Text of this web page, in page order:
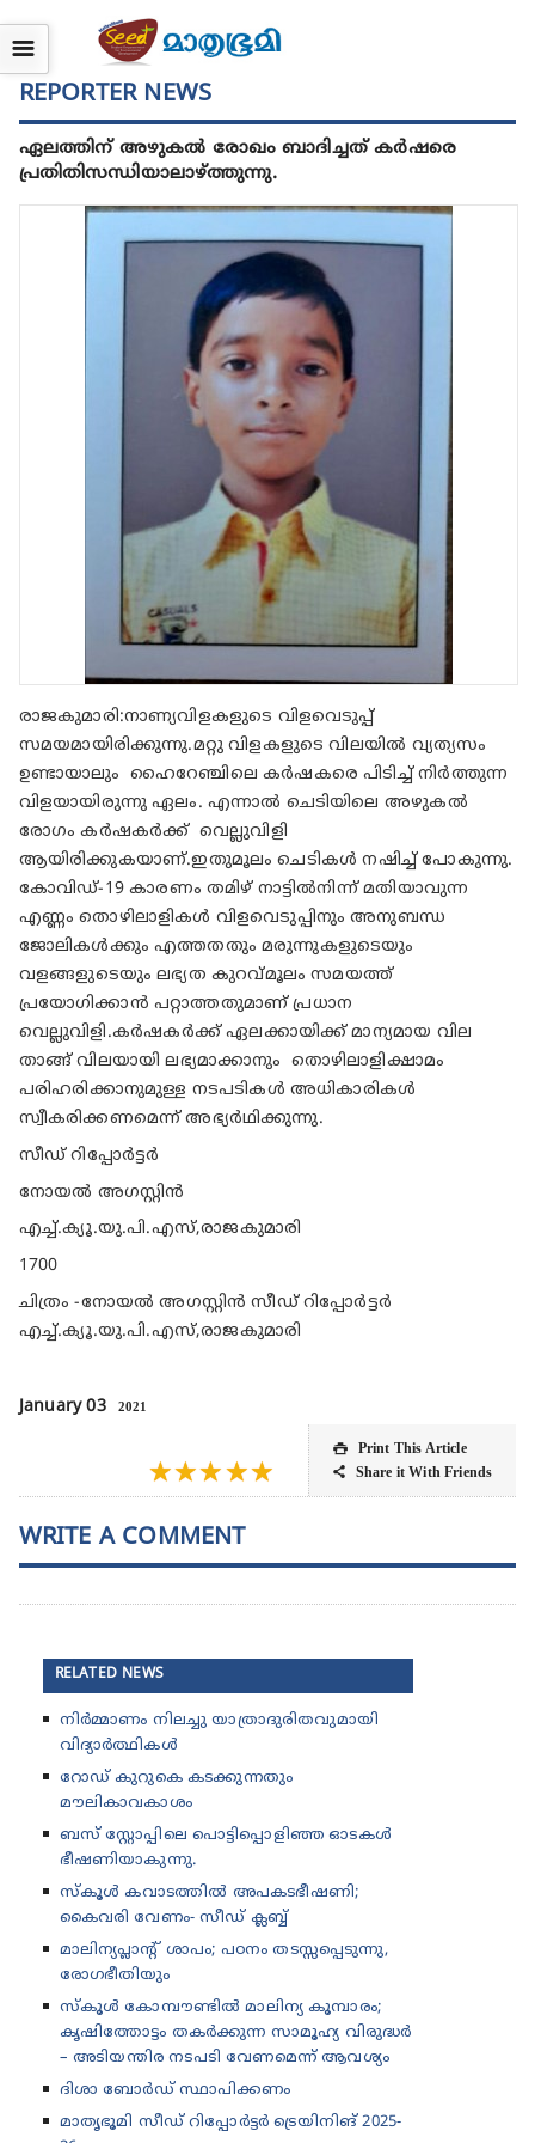
☰
REPORTER NEWS
ഏലത്തിന് അഴുകല്‍ രോഖം ബാദിച്ചത് കര്‍ഷരെ
പ്രതിതിസന്ധിയാലാഴ്ത്തുന്നു.
രാജകുമാരി:നാണ്യവിളകളുടെ വിളവെടുപ്പ്
സമയമായിരിക്കുന്നു.മറ്റു വിളകളുടെ വിലയില്‍ വ്യത്യസം
ഉണ്ടായാലും ഹൈറേഞ്ചിലെ കര്‍ഷകരെ പിടിച്ച് നിര്‍ത്തുന്ന
വിളയായിരുന്നു ഏലം. എന്നാല്‍ ചെടിയിലെ അഴുകല്‍
രോഗം കര്‍ഷകര്‍ക്ക് വെല്ലുവിളി
ആയിരിക്കുകയാണ്.ഇതുമൂലം ചെടികള്‍ നഷിച്ച് പോകുന്നു.
കോവിഡ്-19 കാരണം തമിഴ് നാട്ടില്‍നിന്ന് മതിയാവുന്ന
എണ്ണം തൊഴിലാളികള്‍ വിളവെടുപ്പിനും അനുബന്ധ
ജോലികള്‍ക്കും എത്തതതും മരുന്നുകളുടെയും
വളങ്ങളുടെയും ലഭ്യത കുറവ്മൂലം സമയത്ത്
പ്രയോഗിക്കാന്‍ പറ്റാത്തതുമാണ് പ്രധാന
വെല്ലുവിളി.കര്‍ഷകര്‍ക്ക് ഏലക്കായിക്ക് മാന്യമായ വില
താങ്ങ് വിലയായി ലഭ്യമാക്കാനും തൊഴിലാളിക്ഷാമം
പരിഹരിക്കാനുമുള്ള നടപടികള്‍ അധികാരികള്‍
സ്വീകരിക്കണമെന്ന് അഭ്യര്‍ഥിക്കുന്നു.
സീഡ് റിപ്പോര്‍ട്ടര്‍
നോയല്‍ അഗസ്റ്റിന്‍
എച്ച്.ക്യൂ.യു.പി.എസ്,രാജകുമാരി
1700
ചിത്രം -നോയല്‍ അഗസ്റ്റിന്‍ സീഡ് റിപ്പോര്‍ട്ടര്‍
എച്ച്.ക്യൂ.യു.പി.എസ്,രാജകുമാരി
January 03 2021
 Print This Article
 Share it With Friends
★★★★★
WRITE A COMMENT
RELATED NEWS
നിർമ്മാണം നിലച്ചു യാത്രാദുരിതവുമായി
വിദ്യാർത്ഥികൾ
റോഡ് കുറുകെ കടക്കുന്നതും
മൗലികാവകാശം
ബസ് സ്റ്റോപ്പിലെ പൊട്ടിപ്പൊളിഞ്ഞ ഓടകൾ
ഭീഷണിയാകുന്നു.
സ്കൂൾ കവാടത്തിൽ അപകടഭീഷണി;
കൈവരി വേണം- സീഡ് ക്ലബ്ബ്
മാലിന്യപ്ലാന്റ് ശാപം; പഠനം തടസ്സപ്പെടുന്നു,
രോഗഭീതിയും
സ്കൂൾ കോമ്പൗണ്ടിൽ മാലിന്യ കൂമ്പാരം;
കൃഷിത്തോട്ടം തകർക്കുന്ന സാമൂഹ്യ വിരുദ്ധർ
– അടിയന്തിര നടപടി വേണമെന്ന് ആവശ്യം
ദിശാ ബോർഡ് സ്ഥാപിക്കണം
മാതൃഭൂമി സീഡ് റിപ്പോർട്ടർ ട്രെയിനിങ് 2025-